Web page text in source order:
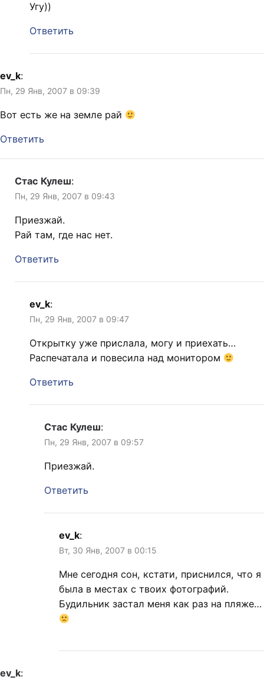
Угу))
Ответить
ev_k:
Пн, 29 Янв, 2007 в 09:39
Вот есть же на земле рай
Ответить
Стас Кулеш:
Пн, 29 Янв, 2007 в 09:43
Приезжай.
Рай там, где нас нет.
Ответить
ev_k:
Пн, 29 Янв, 2007 в 09:47
Открытку уже прислала, могу и приехать…
Распечатала и повесила над монитором
Ответить
Стас Кулеш:
Пн, 29 Янв, 2007 в 09:57
Приезжай.
Ответить
ev_k:
Вт, 30 Янв, 2007 в 00:15
Мне сегодня сон, кстати, приснился, что я
была в местах с твоих фотографий.
Будильник застал меня как раз на пляже…
ev_k: